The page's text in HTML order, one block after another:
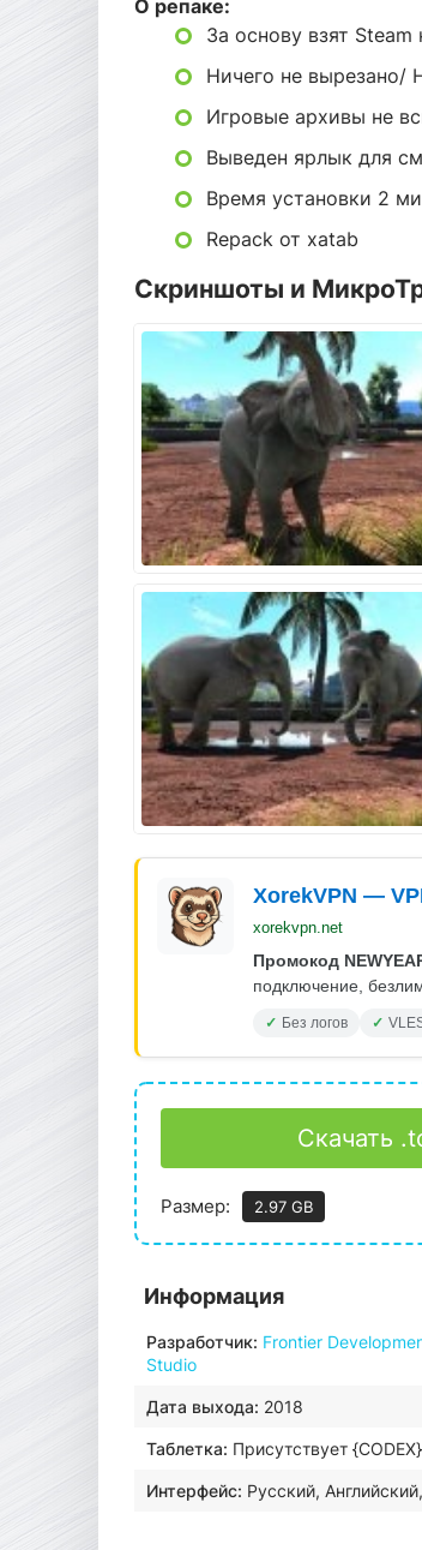
О репаке:
За основу взят Steam
Ничего не вырезано/
Игровые архивы не
Выведен ярлык для
Время установки 2
Repack от xatab
Скриншоты и
XorekVPN —
xorekvpn.net
Промокод
подключение,
Без логов
Скачать
Размер:
2.97 GB
Информация
Разработчик: Frontier
Studio
Дата выхода: 2018
Таблетка: Присутствует {CODEX}
Интерфейс: Русский,